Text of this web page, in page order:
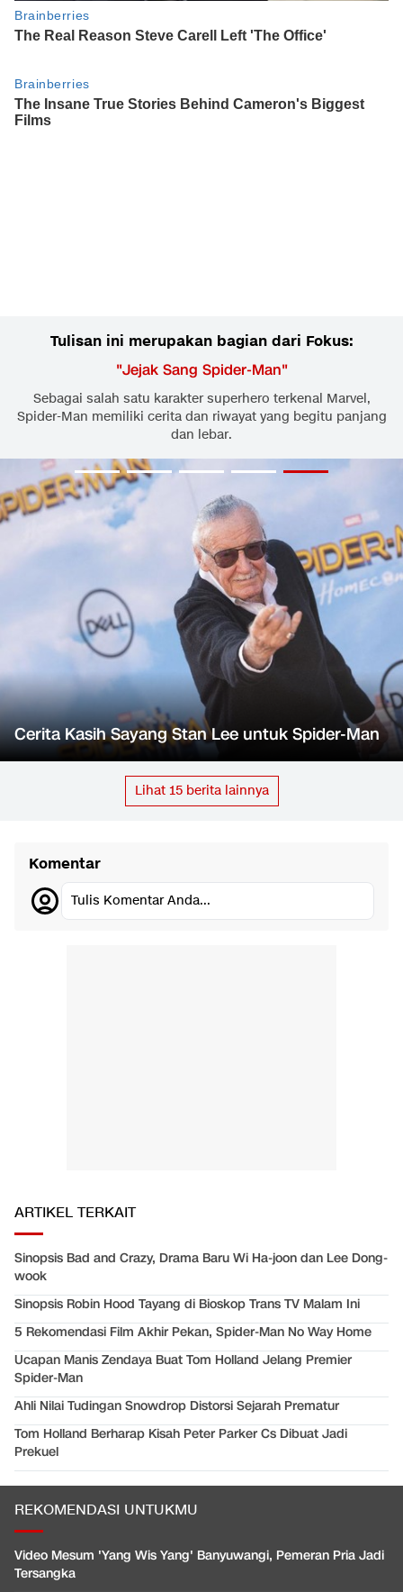
Tulisan ini merupakan bagian dari Fokus:
"Jejak Sang Spider-Man"
Sebagai salah satu karakter superhero terkenal Marvel,
Spider-Man memiliki cerita dan riwayat yang begitu panjang
dan lebar.
Cerita Kasih Sayang Stan Lee untuk Spider-Man
Lihat 15berita lainnya
Komentar
Tulis Komentar Anda...
ARTIKEL TERKAIT
Sinopsis Bad and Crazy, Drama Baru Wi Ha-joon dan Lee Dong-
wook
Sinopsis Robin Hood Tayang di Bioskop Trans TV Malam Ini
5 Rekomendasi Film Akhir Pekan, Spider-Man No Way Home
Ucapan Manis Zendaya Buat Tom Holland Jelang Premier
Spider-Man
Ahli Nilai Tudingan Snowdrop Distorsi Sejarah Prematur
Tom Holland Berharap Kisah Peter Parker Cs Dibuat Jadi
Prekuel
REKOMENDASI UNTUKMU
Video Mesum 'Yang Wis Yang' Banyuwangi, Pemeran Pria Jadi
Tersangka